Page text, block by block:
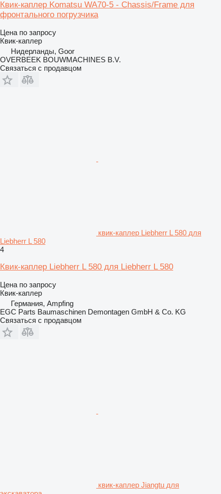
Квик-каплер Komatsu WA70-5 - Chassis/Frame для
фронтального погрузчика
Цена по запросу
Квик-каплер
Нидерланды, Goor
OVERBEEK BOUWMACHINES B.V.
Связаться с продавцом
квик-каплер Liebherr L 580 для
Liebherr L 580
4
Квик-каплер Liebherr L 580 для Liebherr L 580
Цена по запросу
Квик-каплер
Германия, Ampfing
EGC Parts Baumaschinen Demontagen GmbH & Co. KG
Связаться с продавцом
квик-каплер Jiangtu для